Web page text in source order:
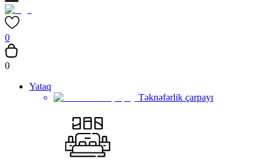
0
0
Yataq
Təknəfərlik çarpayı